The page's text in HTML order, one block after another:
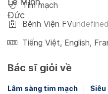
Tim mạch
Bệnh Viện FV
Tiếng Việt, English,
Bác sĩ giỏi về
Lâm sàng tim mạch Siêu